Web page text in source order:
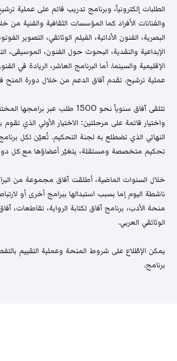
الطلبات إلكترونياً، وبرنامج تدريب قائم على عملية
والفنانات الأفراد كما المؤسسات الثقافية والفنية من
البصرية، الفنون الأدائية، الفيلم الوثائقي، التصوير
الإبداعية والنقدية، البحوث حول الفنون، الموسيقى،
الإقليمية والسينما. أما البرنامج العاشر، الريادة في
عملية ترشيح. تقدم آفاق الدعم من خلال دورة المنح
تتلقى آفاق سنوياً نحو 1500 طلب عبر
واختيار قائمة على مرحلتين: الاختيار الأولي الذي تقوم
النهائي الذي تضطلع به لجنة التحكيم. تُعيّن لكل
تحكيم متخصصة ومستقلة، يتغيّر أعضاؤها مع كل
خلال السنوات الماضية، أطلقت آفاق مجموعة من
ناشطة اليوم إما بسبب استبدالها ببرامج أخرى أو
منحة الأدب، برنامج آفاق لكتابة الرواية، تقاطعات،
الوثائقي العربي.
يمكن الإطّلاع على شروط المنحة وعملية التقييم
برنامج.